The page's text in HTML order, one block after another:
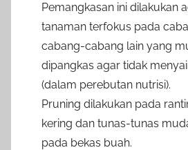
Pemangkasan ini dilakukan
tanaman terfokus pada
cabang-cabang lain yang
dipangkas agar tidak
(dalam perebutan nutrisi).
Pruning dilakukan pada
kering dan tunas-tunas
pada bekas buah.